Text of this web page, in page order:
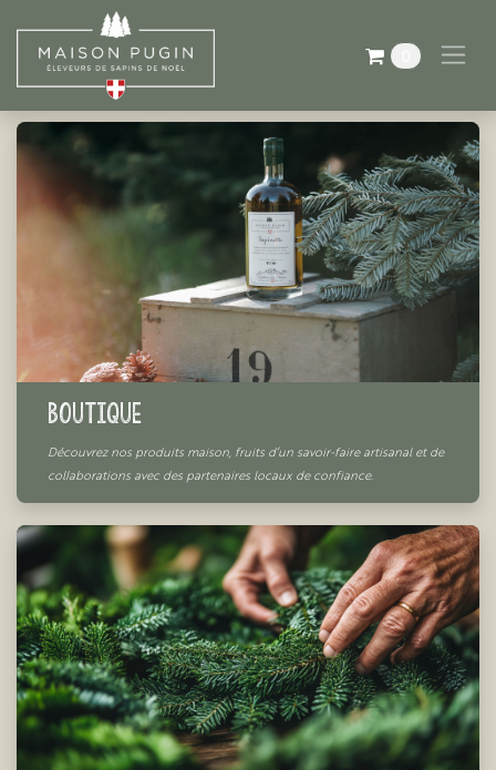
Se rendre au contenu
Boutique
Découvrez nos produits maison, fruits d’un savoir-faire artisanal et de
collaborations avec des partenaires locaux de confiance.